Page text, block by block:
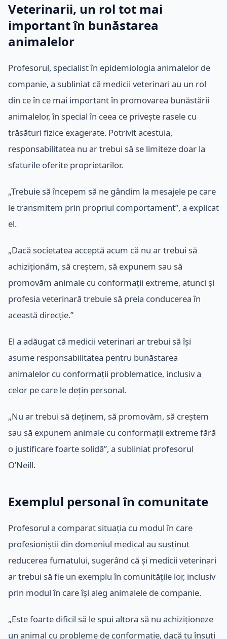
Veterinarii, un rol tot mai
important în bunăstarea
animalelor
Profesorul, specialist în epidemiologia animalelor de
companie, a subliniat că medicii veterinari au un rol
din ce în ce mai important în promovarea bunăstării
animalelor, în special în ceea ce privește rasele cu
trăsături fizice exagerate. Potrivit acestuia,
responsabilitatea nu ar trebui să se limiteze doar la
sfaturile oferite proprietarilor.
„Trebuie să începem să ne gândim la mesajele pe care
le transmitem prin propriul comportament”, a explicat
el.
„Dacă societatea acceptă acum că nu ar trebui să
achiziționăm, să creștem, să expunem sau să
promovăm animale cu conformații extreme, atunci și
profesia veterinară trebuie să preia conducerea în
această direcție.”
El a adăugat că medicii veterinari ar trebui să își
asume responsabilitatea pentru bunăstarea
animalelor cu conformații problematice, inclusiv a
celor pe care le dețin personal.
„Nu ar trebui să deținem, să promovăm, să creștem
sau să expunem animale cu conformații extreme fără
o justificare foarte solidă”, a subliniat profesorul
O’Neill.
Exemplul personal în comunitate
Profesorul a comparat situația cu modul în care
profesioniștii din domeniul medical au susținut
reducerea fumatului, sugerând că și medicii veterinari
ar trebui să fie un exemplu în comunitățile lor, inclusiv
prin modul în care își aleg animalele de companie.
„Este foarte dificil să le spui altora să nu achiziționeze
un animal cu probleme de conformație, dacă tu însuți